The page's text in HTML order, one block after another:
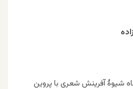
شیوۀ آفرینش شعری با پروین